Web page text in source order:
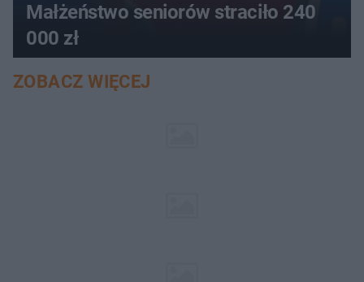
Małżeństwo seniorów straciło 240
000 zł
ZOBACZ WIĘCEJ